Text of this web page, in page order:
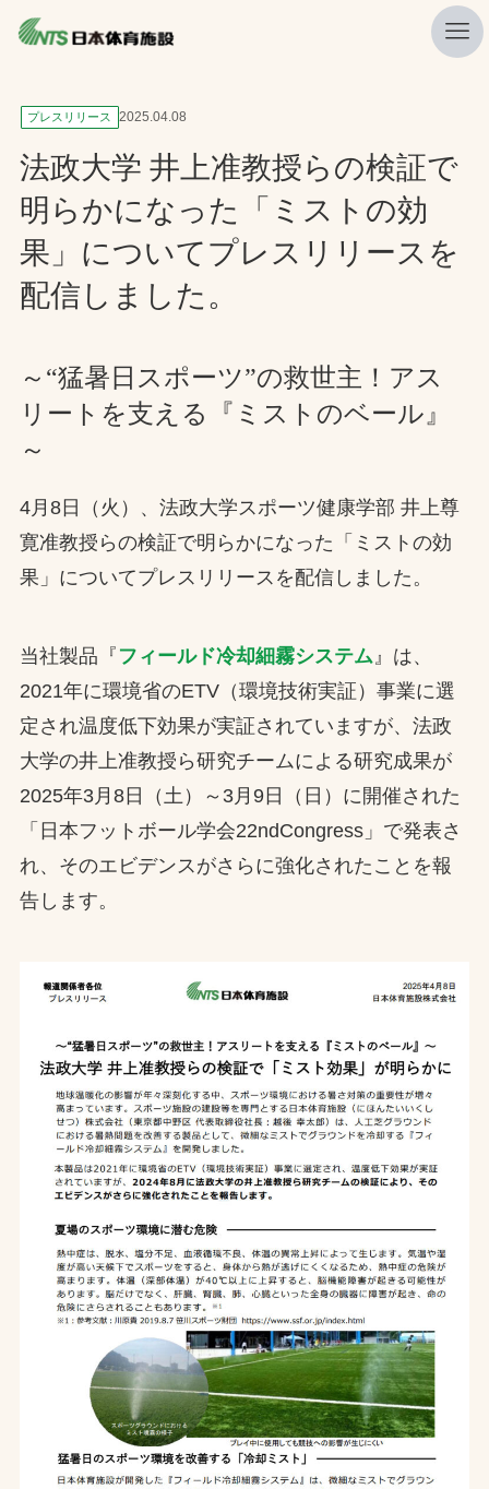
私たちの強み
ニュース
プレスリリース
レポート
製品・サービス一覧
会社概要
採用情報
お問合せ
お取引先の皆様へ
Instagram
FacebookYouTube
文字の見えづらさや操作にお困りの方へ
プレスリリース 2025.04.08
法政大学 井上准教授らの検証で
明らかになった「ミストの効
果」についてプレスリリースを
配信しました。
～“猛暑日スポーツ”の救世主！アス
リートを支える『ミストのベール』
～
4月8日（火）、法政大学スポーツ健康学部 井上尊
寛准教授らの検証で明らかになった「ミストの効
果」についてプレスリリースを配信しました。
当社製品『 フィールド冷却細霧システム 』は、
2021年に環境省のETV（環境技術実証）事業に選
定され温度低下効果が実証されていますが、法政
大学の井上准教授ら研究チームによる研究成果が
2025年3月8日（土）～3月9日（日）に開催された
「日本フットボール学会22ndCongress」で発表さ
れ、そのエビデンスがさらに強化されたことを報
告します。